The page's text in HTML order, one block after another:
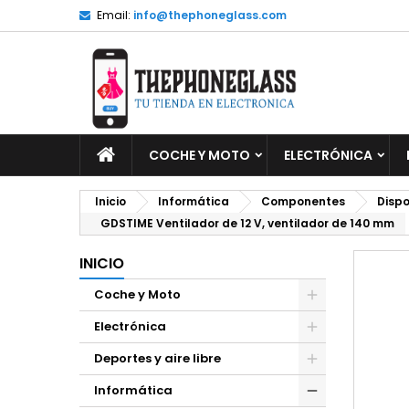
Email: info@thephoneglass.com
INICIOCOCHE Y MOTO ELECTRÓNICA
Inicio Informática Componentes
GDSTIME Ventilador de 12 V, ventilador de 140 mm
INICIO
Coche y Moto
Electrónica
Deportes y aire libre
Informática